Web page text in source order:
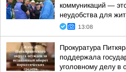
коммуникаций —
неудобства для
13:08
Прокуратура
поддержала
уголовному делу в